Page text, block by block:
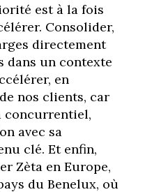
est à la fois
Consolider,
directement
dans un contexte
en
nos clients, car
concurrentiel,
avec sa
clé. Et enfin,
Zèta en Europe,
du Benelux, où